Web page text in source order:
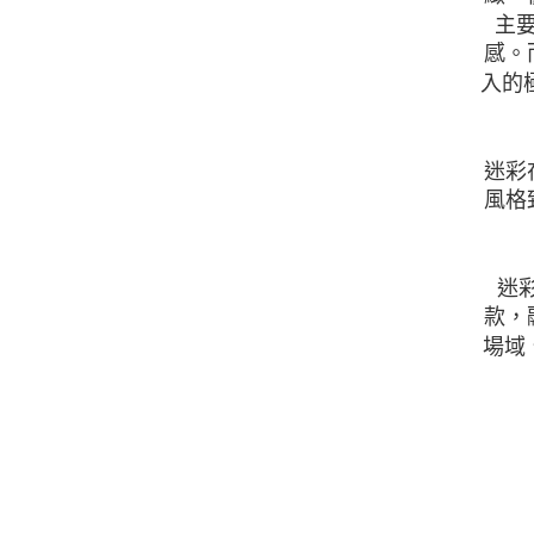
主
感。
入的
迷彩
風格
迷
款，
場域